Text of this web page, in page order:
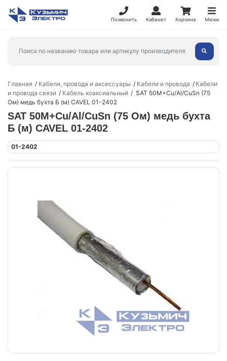
Позвонить Кабинет Корзина Меню
Главная Кабели, провода и аксессуары Кабели и провода
Кабели
и провода связи
Кабель коаксиальный
SAT 50М+Cu/Al/CuSn (75
Ом) медь бухта Б (м) CAVEL 01-2402
SAT 50М+Cu/Al/CuSn (75 Ом) медь бухта
Б (м) CAVEL 01-2402
01-2402